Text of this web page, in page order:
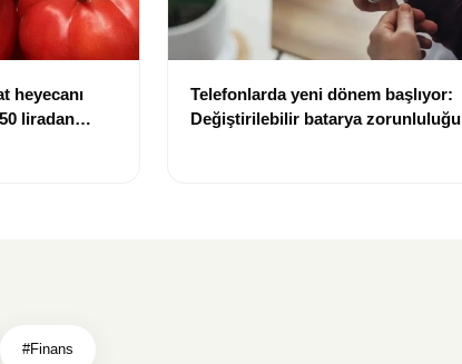
heyecanı
liradan
Telefonlarda yeni dönem başlıyor:
Değiştirilebilir batarya zorunluluğu
#Finans